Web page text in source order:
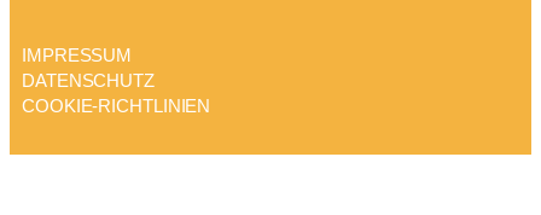
IMPRESSUM
DATENSCHUTZ
COOKIE-RICHTLINIEN